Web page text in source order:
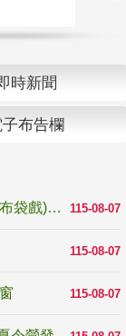
時新聞
子布告欄
115-08-07
反詐騙宣導_防詐有道守護荷包不受騙(霹靂布袋戲)
115-08-07
115-08-07